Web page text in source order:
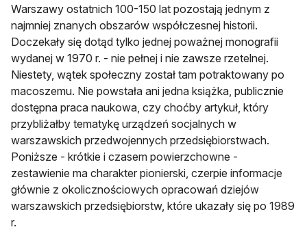
Warszawy ostatnich 100-150 lat pozostają jednym z
najmniej znanych obszarów współczesnej historii.
Doczekały się dotąd tylko jednej poważnej monografii
wydanej w 1970 r. - nie pełnej i nie zawsze rzetelnej.
Niestety, wątek społeczny został tam potraktowany po
macoszemu. Nie powstała ani jedna książka, publicznie
dostępna praca naukowa, czy choćby artykuł, który
przybliżałby tematykę urządzeń socjalnych w
warszawskich przedwojennych przedsiębiorstwach.
Poniższe - krótkie i czasem powierzchowne -
zestawienie ma charakter pionierski, czerpie informacje
głównie z okolicznościowych opracowań dziejów
warszawskich przedsiębiorstw, które ukazały się po 1989
r.